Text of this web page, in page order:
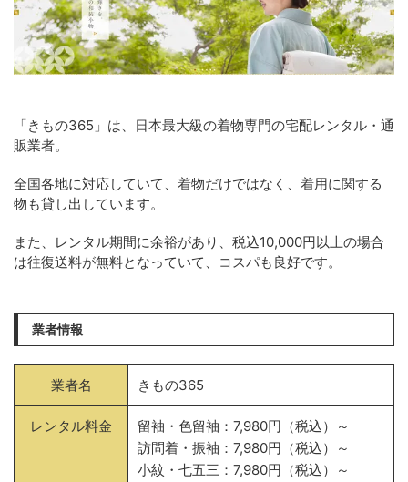
「きもの365」は、日本最大級の着物専門の宅配レンタル・通
販業者。
全国各地に対応していて、着物だけではなく、着用に関する
物も貸し出しています。
また、レンタル期間に余裕があり、税込10,000円以上の場合
は往復送料が無料となっていて、コスパも良好です。
業者情報
業者名 きもの365
レンタル料金
留袖・色留袖：7,980円（税込）～
訪問着・振袖：7,980円（税込）～
小紋・七五三：7,980円（税込）～